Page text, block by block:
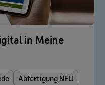
in Meine
Abfertigung NEU